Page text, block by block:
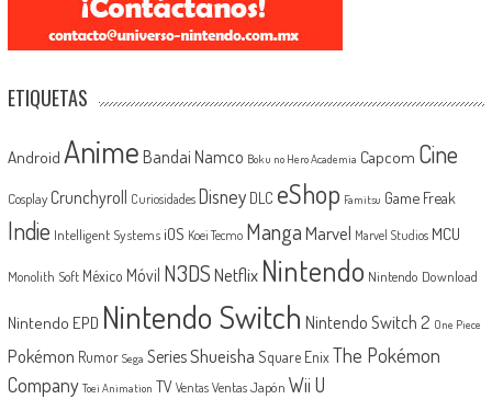
ETIQUETAS
Android Anime Bandai Namco Boku no Hero Academia Capcom Cine
Cosplay Crunchyroll Curiosidades Disney DLC eShop Famitsu Game Freak
Indie Intelligent Systems iOS Koei Tecmo MangaMarvel Marvel Studios MCU
Monolith Soft México Móvil N3DSNetflix Nintendo Nintendo Download
Nintendo EPD Nintendo Switch Nintendo Switch 2 One Piece
Pokémon Rumor Sega SeriesShueisha Square EnixThe Pokémon
Company Toei Animation TV Ventas Ventas Japón Wii U